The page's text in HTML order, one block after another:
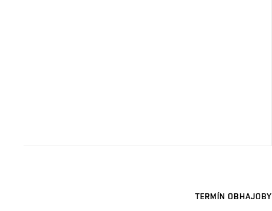
TERMÍN OBHAJOBY